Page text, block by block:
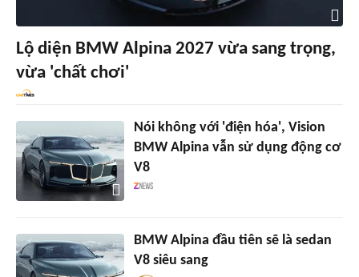
Lộ diện BMW Alpina 2027 vừa sang trọng,
vừa 'chất chơi'
Nói không với 'điện hóa', Vision
BMW Alpina vẫn sử dụng động cơ
V8
BMW Alpina đầu tiên sẽ là sedan
V8 siêu sang